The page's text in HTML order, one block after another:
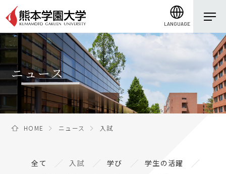
LANGUAGE
ニュース
HOME ニュース 入試
全て 入試 学び
学生の活躍